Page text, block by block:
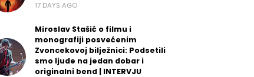
17 DAYS AGO
Miroslav Stašić o filmu i
monografiji posvećenim
Zvoncekovoj bilježnici: Podsetili
smo ljude na jedan dobar i
originalni bend | INTERVJU